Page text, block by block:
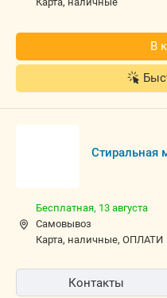
В
Самовывоз
карта, наличные, ОПЛАТИ